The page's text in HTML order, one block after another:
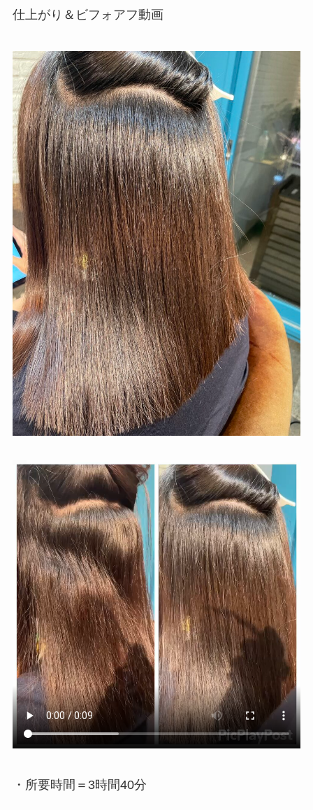
仕上がり＆ビフォアフ動画
・所要時間＝3時間40分